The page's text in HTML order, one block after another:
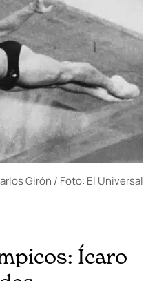
Girón / Foto: El Universal
Ícaro